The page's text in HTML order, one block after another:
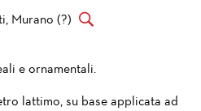
Murano (?)
e ornamentali.
lattimo, su base applicata ad